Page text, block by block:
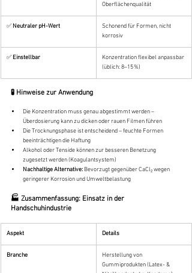
Oberflächenqualität
✅ Neutraler pH-Wert
Schonend für Formen, nicht
korrosiv
✅ Einstellbar
Konzentration flexibel anpassbar
(üblich: 8–15 %)
🧪 Hinweise zur Anwendung
Die Konzentration muss genau abgestimmt werden –
Überdosierung kann zu dicken oder rauen Filmen führen
Die Trocknungsphase ist entscheidend – feuchte Formen
beeinträchtigen die Haftung
Alkohol oder Tenside können zur besseren Benetzung
zugesetzt werden (Koagulantsystem)
Nachhaltige Alternative: Bevorzugt gegenüber CaCl₂ wegen
geringerer Korrosion und Umweltbelastung
🏭 Zusammenfassung: Einsatz in der
Handschuhindustrie
Aspekt Details
Branche
Herstellung von
Gummiprodukten (Latex- &